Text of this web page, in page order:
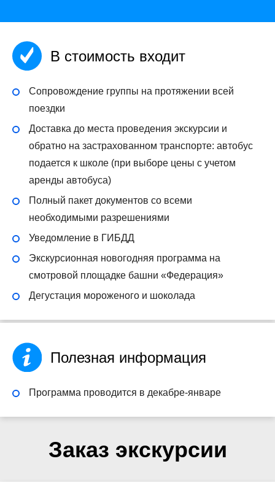
В стоимость входит
Сопровождение группы на протяжении всей
поездки
Доставка до места проведения экскурсии и
обратно на застрахованном транспорте: автобус
подается к школе (при выборе цены с учетом
аренды автобуса)
Полный пакет документов со всеми
необходимыми разрешениями
Уведомление в ГИБДД
Экскурсионная новогодняя программа на
смотровой площадке башни «Федерация»
Дегустация мороженого и шоколада
Полезная информация
Программа проводится в декабре-январе
Заказ экскурсии